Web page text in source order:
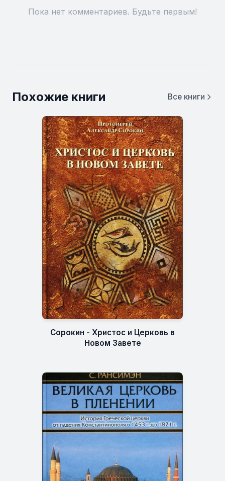
Пока нет комментариев. Будьте первым!
Похожие книги Все книги
Сорокин - Христос и Церковь в
Новом Завете